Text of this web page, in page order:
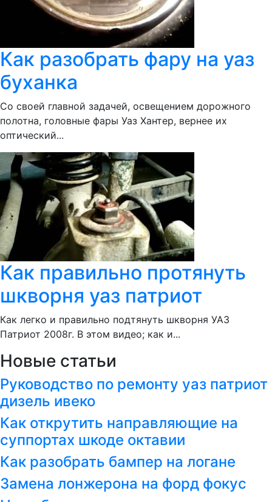
Как разобрать фару на уаз
буханка
Со своей главной задачей, освещением дорожного
полотна, головные фары Уаз Хантер, вернее их
оптический...
Как правильно протянуть
шкворня уаз патриот
Как легко и правильно подтянуть шкворня УАЗ
Патриот 2008г. В этом видео; как и...
Новые статьи
Руководство по ремонту уаз патриот
дизель ивеко
Как открутить направляющие на
суппортах шкоде октавии
Как разобрать бампер на логане
Замена лонжерона на форд фокус